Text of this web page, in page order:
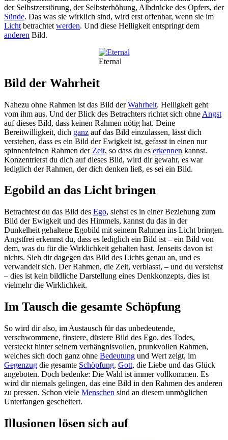
der Selbstzerstörung, der Selbsterhöhung, Albdrücke des Opfers, der
Sünde. Das was sie wirklich sind, wird erst offenbar, wenn sie im
Licht betrachtet werden. Und diese Helligkeit entspringt dem
anderen Bild.
Eternal
Bild der Wahrheit
Nahezu ohne Rahmen ist das Bild derWahrheit. Helligkeit geht
vom ihm aus. Und der Blick des Betrachters richtet sich ohne Angst
auf dieses Bild, dass keinen Rahmen nötig hat. Deine
Bereitwilligkeit, dich ganz auf das Bild einzulassen, lässt dich
verstehen, dass es ein Bild der Ewigkeit ist, gefasst in einen nur
spinnenfeinen Rahmen der Zeit, so dass du es erkennen kannst.
Konzentrierst du dich auf dieses Bild, wird dir gewahr, es war
lediglich der Rahmen, der dich denken ließ, es sei ein Bild.
Egobild an das Licht bringen
Betrachtest du das Bild des Ego, siehst es in einer Beziehung zum
Bild der Ewigkeit und des Himmels, kannst du das in der
Dunkelheit gehaltene Egobild mit seinem Rahmen ins Licht bringen.
Angstfrei erkennst du, dass es lediglich ein Bild ist – ein Bild von
dem, was du für die Wirklichkeit gehalten hast. Jenseits davon ist
nichts. Sieh dir dagegen das Bild des Lichts genau an, und es
verwandelt sich. Der Rahmen, die Zeit, verblasst, – und du verstehst
– dies ist kein bildliche Darstellung eines Denkkonzepts, dies ist
vielmehr die Wirklichkeit.
Im Tausch die gesamte Schöpfung
So wird dir also, im Austausch für das unbedeutende,
verschwommene, finstere, düstere Bild des Ego, des Todes,
versteckt hinter seinem verhängnisvollen, prunkvollen Rahmen,
welches sich doch ganz ohne Bedeutung und Wert zeigt, im
Gegenzug die gesamte Schöpfung, Gott, die Liebe und das Glück
angeboten. Doch bedenke: Die Wahl ist immer vollkommen. Es
wird dir niemals gelingen, das eine Bild in den Rahmen des anderen
zu pressen. Schon viele Menschen sind an diesem unmöglichen
Unterfangen gescheitert.
Illusionen lösen sich auf